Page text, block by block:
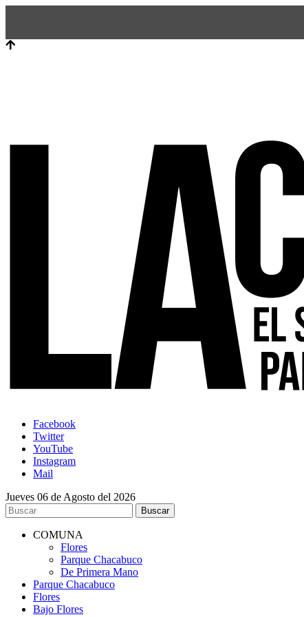
Facebook
Twitter
YouTube
Instagram
Mail
Jueves 06 de Agosto del 2026
COMUNA
Flores
Parque Chacabuco
De Primera Mano
Parque Chacabuco
Flores
Bajo Flores